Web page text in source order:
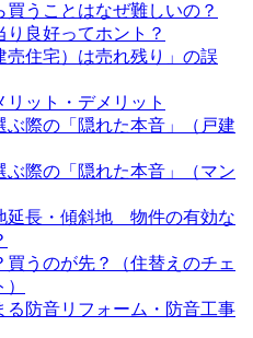
買うことはなぜ難しいの？
り良好ってホント？
売住宅）は売れ残り」の誤
リット・デメリット
ぶ際の「隠れた本音」（戸建
ぶ際の「隠れた本音」（マン
延長・傾斜地 物件の有効な
買うのが先？（住替えのチェ
る防音リフォーム・防音工事